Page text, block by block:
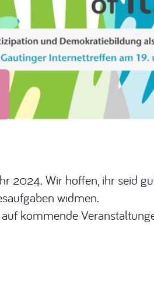
2024. Wir hoffen, ihr seid
widmen.
kommende